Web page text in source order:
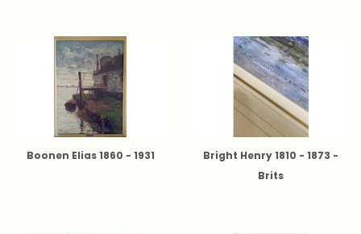
Boonen Elias 1860 - 1931
Bright Henry 1810 - 1873 -
Brits